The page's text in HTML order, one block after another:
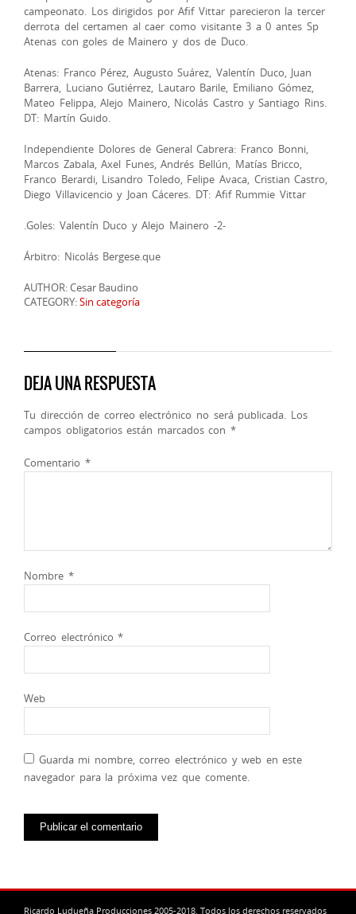
campeonato. Los dirigidos por Afif Vittar parecieron la tercer
derrota del certamen al caer como visitante 3 a 0 antes Sp
Atenas con goles de Mainero y dos de Duco.
Atenas: Franco Pérez, Augusto Suárez, Valentín Duco, Juan
Barrera, Luciano Gutiérrez, Lautaro Barile, Emiliano Gómez,
Mateo Felippa, Alejo Mainero, Nicolás Castro y Santiago Rins.
DT: Martín Guido.
Independiente Dolores de General Cabrera: Franco Bonni,
Marcos Zabala, Axel Funes, Andrés Bellún, Matías Bricco,
Franco Berardi, Lisandro Toledo, Felipe Avaca, Cristian Castro,
Diego Villavicencio y Joan Cáceres. DT: Afif Rummie Vittar
.Goles: Valentín Duco y Alejo Mainero -2-
Árbitro: Nicolás Bergese.que
AUTHOR: Cesar Baudino
CATEGORY:Sin categoría
DEJA UNA RESPUESTA
Tu dirección de correo electrónico no será publicada. Los
campos obligatorios están marcados con *
Comentario *
Nombre *
Correo electrónico*
Web
Guarda mi nombre, correo electrónico y web en este
navegador para la próxima vez que comente.
Ricardo Ludueña Producciones 2005-2018. Todos los derechos reservados